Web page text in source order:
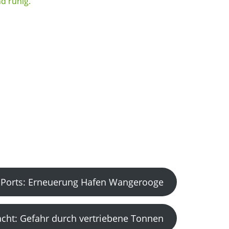
Erneuerung Hafen Wangerooge
Gefahr durch vertriebene Tonnen